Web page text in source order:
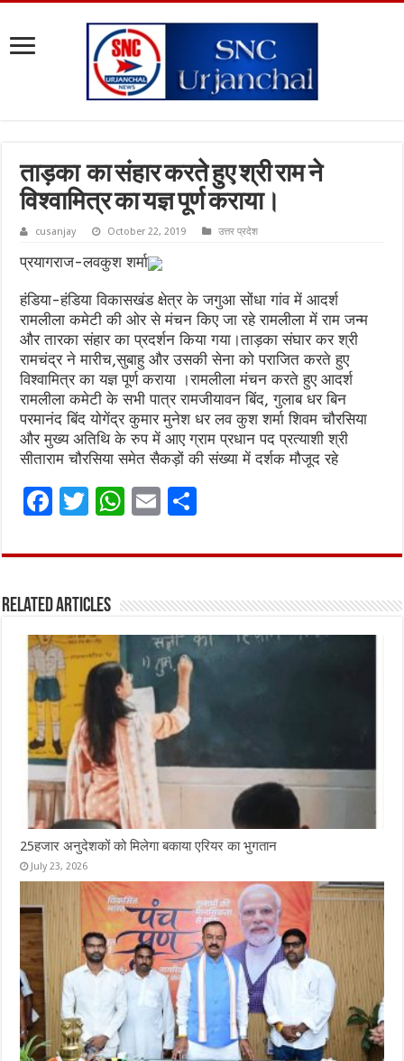
ताड़का का संहार करते हुए श्री राम ने
विश्वामित्र का यज्ञ पूर्ण कराया।
cusanjay October 22, 2019 उत्तर प्रदेश
प्रयागराज-लवकुश शर्मा
हंडिया-हंडिया विकासखंड क्षेत्र के जगुआ सोंधा गांव में आदर्श
रामलीला कमेटी की ओर से मंचन किए जा रहे रामलीला में राम जन्म
और तारका संहार का प्रदर्शन किया गया।ताड़का संघार कर श्री
रामचंद्र ने मारीच,सुबाहु और उसकी सेना को पराजित करते हुए
विश्वामित्र का यज्ञ पूर्ण कराया ।रामलीला मंचन करते हुए आदर्श
रामलीला कमेटी के सभी पात्र रामजीयावन बिंद, गुलाब धर बिन
परमानंद बिंद योगेंद्र कुमार मुनेश धर लव कुश शर्मा शिवम चौरसिया
और मुख्य अतिथि के रुप में आए ग्राम प्रधान पद प्रत्याशी श्री
सीताराम चौरसिया समेत सैकड़ों की संख्या में दर्शक मौजूद रहे
F
ce
o
o
k
T
it
r
W
at
A
p
p
E
ai ar
Related Articles
25हजार अनुदेशकों को मिलेगा बकाया एरियर का भुगतान
July 23, 2026